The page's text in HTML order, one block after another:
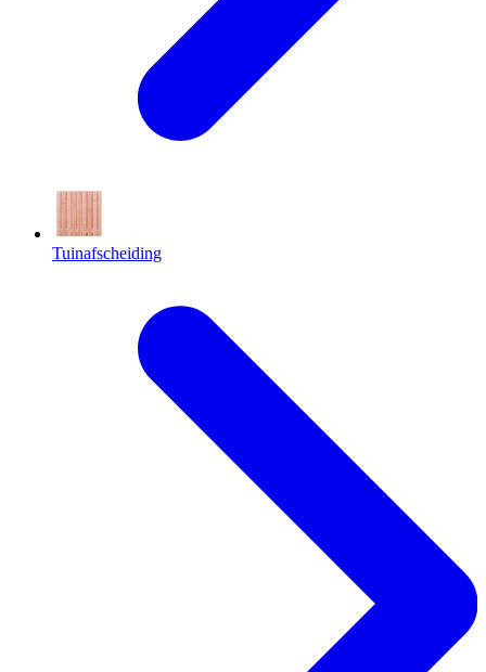
Tuinafscheiding